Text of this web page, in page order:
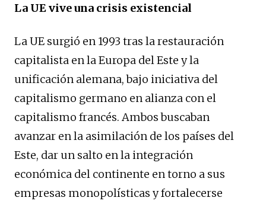
La UE vive una crisis existencial
La UE surgió en 1993 tras la restauración
capitalista en la Europa del Este y la
unificación alemana, bajo iniciativa del
capitalismo germano en alianza con el
capitalismo francés. Ambos buscaban
avanzar en la asimilación de los países del
Este, dar un salto en la integración
económica del continente en torno a sus
empresas monopolísticas y fortalecerse